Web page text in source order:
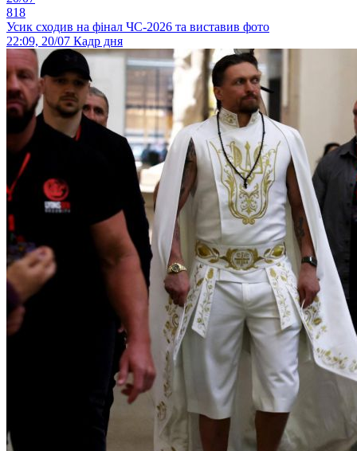
818
Усик сходив на фінал ЧС-2026 та виставив фото
22:09, 20/07 Кадр дня